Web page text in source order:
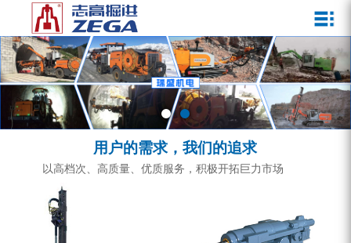
企业文化
发展历程
资质荣誉
宣传视频
公司新闻
行业动态
ZEGA一体式潜孔钻机
ZEGA地下掘进台车
ZEGA小型一体式露天钻机
ZEGA全液压顶锤钻机
零配件
服务介绍
服务中心
营销网络
用户的需求，我们的追求
以高档次、高质量、优质服务，积极开拓巨力市场